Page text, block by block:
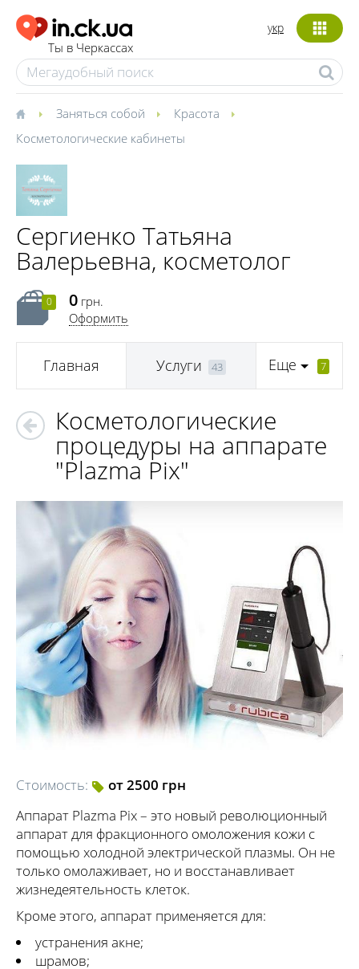
Ты в Черкассах
укр
Заняться собой
Красота
Косметологические кабинеты
Сергиенко Татьяна
Валерьевна, косметолог
0 0 грн.
Оформить
Главная Услуги 43 Еще 7
Косметологические
процедуры на аппарате
"Plazma Pix"
Стоимость:
от 2500 грн
Аппарат Plazma Pix – это новый революционный
аппарат для фракционного омоложения кожи с
помощью холодной электрической плазмы. Он не
только омолаживает, но и восстанавливает
жизнедеятельность клеток.
Кроме этого, аппарат применяется для:
устранения акне;
шрамов;